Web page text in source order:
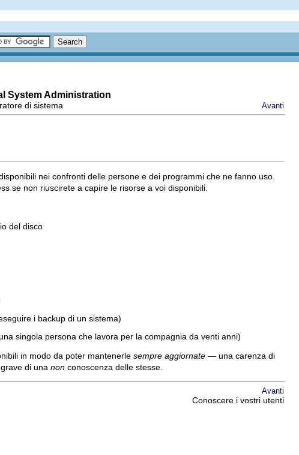
System Administration
di sistema Avanti
nei confronti delle persone e dei programmi che ne fanno uso.
se non riuscirete a capire le risorse a voi disponibili.
del disco
i backup di un sistema)
singola persona che lavora per la compagnia da venti anni)
in modo da poter mantenerle sempre aggiornate — una carenza di
di una non conoscenza delle stesse.
Avanti
Conoscere i vostri utenti